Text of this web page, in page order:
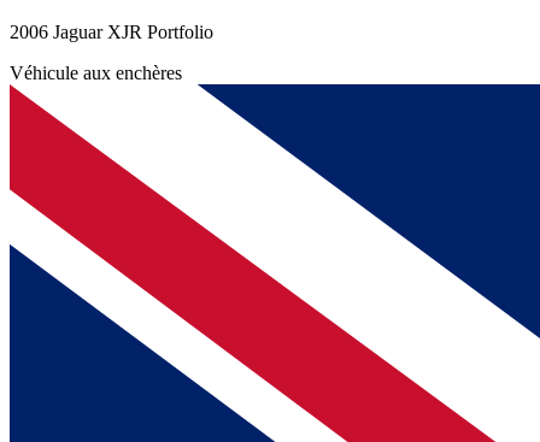
2006 Jaguar XJR Portfolio
Véhicule aux enchères